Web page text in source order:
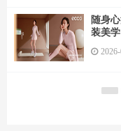
随身
装美学